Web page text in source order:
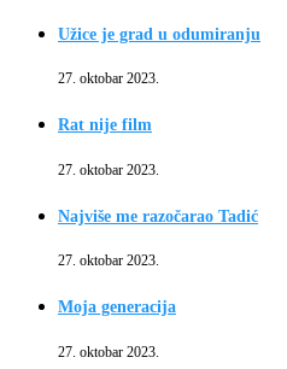
Užice je grad u odumiranju
27. oktobar 2023.
Rat nije film
27. oktobar 2023.
Najviše me razočarao Tadić
27. oktobar 2023.
Moja generacija
27. oktobar 2023.